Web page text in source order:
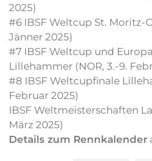
2025)
#6 IBSF Weltcup St. Moritz-
Jänner 2025)
#7 IBSF Weltcup und
Lillehammer (NOR, 3.-9.
#8 IBSF Weltcupfinale
Februar 2025)
IBSF Weltmeisterschaften
März 2025)
Details zum Rennkalender